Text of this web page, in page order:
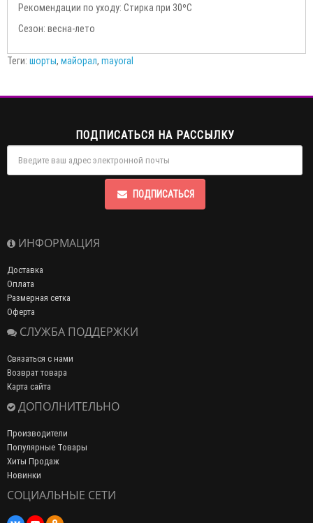
Рекомендации по уходу: Стирка при 30ºС
Сезон: весна-лето
Теги: шорты, майорал, mayoral
ПОДПИСАТЬСЯ НА РАССЫЛКУ
ПОДПИСАТЬСЯ
ИНФОРМАЦИЯ
Доставка
Оплата
Размерная сетка
Оферта
СЛУЖБА ПОДДЕРЖКИ
Связаться с нами
Возврат товара
Карта сайта
ДОПОЛНИТЕЛЬНО
Производители
Популярные Товары
Хиты Продаж
Новинки
СОЦИАЛЬНЫЕ СЕТИ